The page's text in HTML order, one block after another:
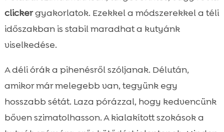
clickergyakorlatok. Ezekkel a módszerekkel a téli
időszakban is stabil maradhat a kutyánk
viselkedése.
A déli órák a pihenésről szóljanak. Délután,
amikor már melegebb van, tegyünk egy
hosszabb sétát. Laza pórázzal, hogy kedvencünk
bőven szimatolhasson. A kialakított szokások a